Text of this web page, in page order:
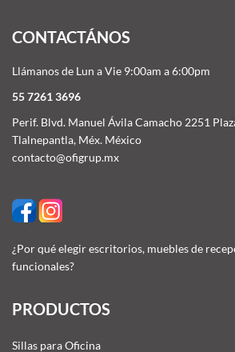
CONTACTÁNOS
Llámanos de Lun a Vie 9:00am a 6:00pm
55 7261 3696
Perif. Blvd. Manuel Ávila Camacho 2251
Tlalnepantla, Méx. México
contacto@ofigrup.mx
¿Por qué elegir escritorios, muebles de
funcionales?
PRODUCTOS
Sillas para Oficina